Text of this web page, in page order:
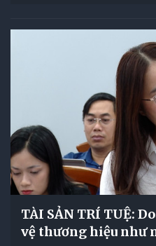
TÀI SẢN TRÍ TUỆ:
vệ thương hiệu như